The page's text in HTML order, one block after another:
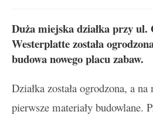
Duża miejska działka przy ul.
Westerplatte została
budowa nowego placu zabaw.
Działka została ogrodzona, a
pierwsze materiały budowlane.